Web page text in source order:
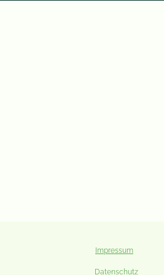
Impressum
Datenschutz